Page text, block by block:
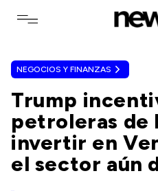
Toggle navigation menu
NEGOCIOS Y FINANZAS
Trump
petroleras de
invertir en
el sector aún